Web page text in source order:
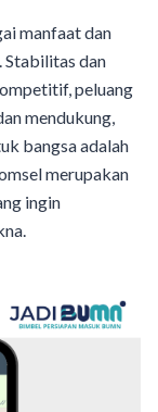
manfaat dan
Stabilitas dan
peluang
mendukung,
bangsa adalah
merupakan
ingin